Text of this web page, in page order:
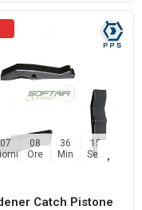
07
08
Ore
36
Min
14
Sec
Catch Pistone